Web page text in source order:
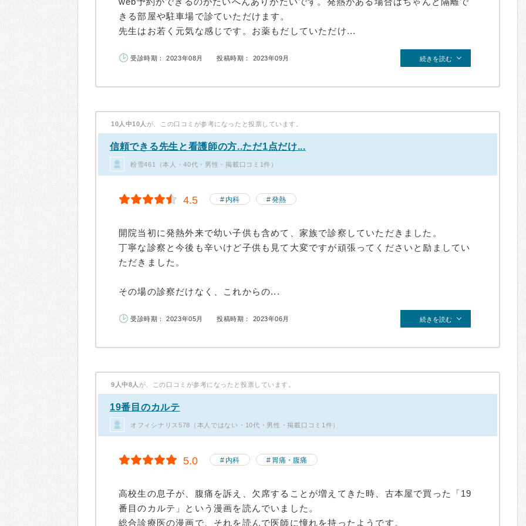
きる部屋や駐車場で診ていただけます。
先生はお若く元気な感じです。お薬もだしていただけ...
受診時期： 2023年08月 投稿時期： 2023年09月 続きを読む
10人中10人 が、この口コミが参考になったと投票しています。
信頼できる先生と看護師の方..ただ1点だけ...
粉雪461（本人・40代・男性・掲載口コミ1件）
4.5 内科 発熱
開院当初に発熱外来で幼い子供も含めて、家族で診察していただきました。
丁寧な診察と今後も辛いけど子供も見て大変ですが頑張ってくださいと励ましてい
ただきました。
その場の診察だけなく、これからの...
受診時期： 2023年05月 投稿時期： 2023年06月 続きを読む
9人中8人 が、この口コミが参考になったと投票しています。
19番目のカルテ
オフィシナリス578（本人ではない・10代・男性・掲載口コミ1件）
5.0 内科 胃痛・腹痛
高校生の息子が、腹痛を訴え、欠席することが増えてきた時、古本屋で買った「19
番目のカルテ」という漫画を読んでいました。
総合診療医の漫画で、それを読んで医師に憧れを持ったようです。